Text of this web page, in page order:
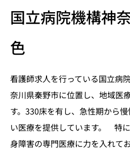
国立病院機構神
色
看護師求人を行っている国立病
奈川県秦野市に位置し、地域医
す。330床を有し、急性期から
い医療を提供しています。 特
身障害の専門医療に力を入れて